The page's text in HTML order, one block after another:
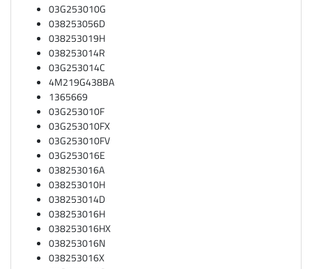
03G253010G
038253056D
038253019H
038253014R
03G253014C
4M219G438BA
1365669
03G253010F
03G253010FX
03G253010FV
03G253016E
038253016A
038253010H
038253014D
038253016H
038253016HX
038253016N
038253016X